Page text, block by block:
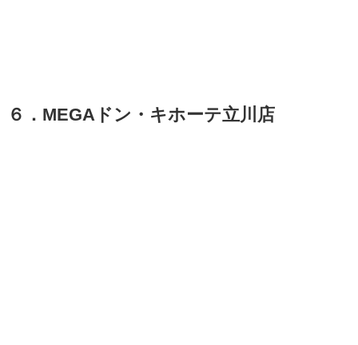
６．MEGAドン・キホーテ立川店